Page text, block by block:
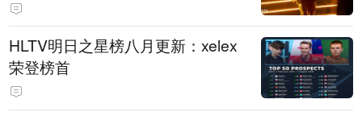
HLTV明日之星榜八月更新：xelex
荣登榜首